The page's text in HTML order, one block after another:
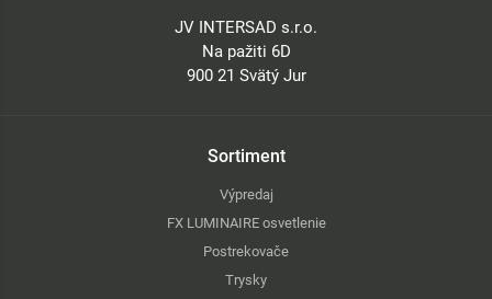
JV INTERSAD s.r.o.
Na pažiti 6D
900 21 Svätý Jur
Sortiment
Výpredaj
FX LUMINAIRE osvetlenie
Postrekovače
Trysky